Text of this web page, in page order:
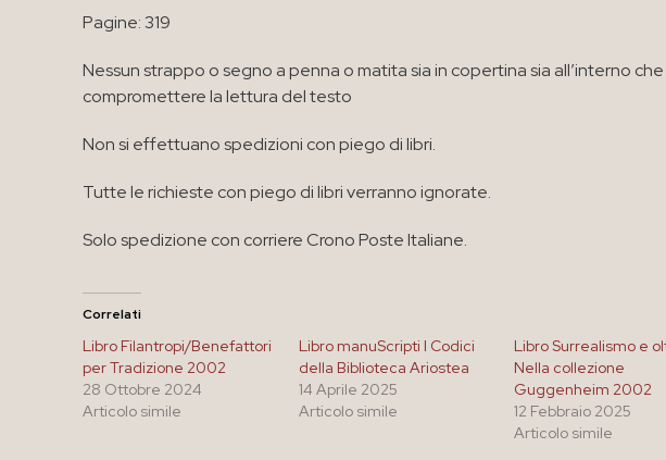
Pagine: 319
Nessun strappo o segno a penna o matita sia in copertina sia all’interno
compromettere la lettura del testo
Non si effettuano spedizioni con piego di libri.
Tutte le richieste con piego di libri verranno ignorate.
Solo spedizione con corriere Crono Poste Italiane.
Correlati
Libro Filantropi/Benefattori
per Tradizione 2002
28 Ottobre 2024
Articolo simile
Libro manuScripti I Codici
della Biblioteca Ariostea
14 Aprile 2025
Articolo simile
Libro Surrealismo e
Nella collezione
Guggenheim 2002
12 Febbraio 2025
Articolo simile